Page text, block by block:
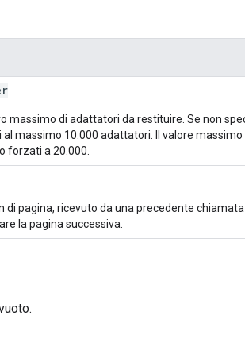
massimo di adattatori da restituire. Se non
massimo 10.000 adattatori. Il valore massimo
forzati a 20.000.
di pagina, ricevuto da una precedente chiamata
la pagina successiva.